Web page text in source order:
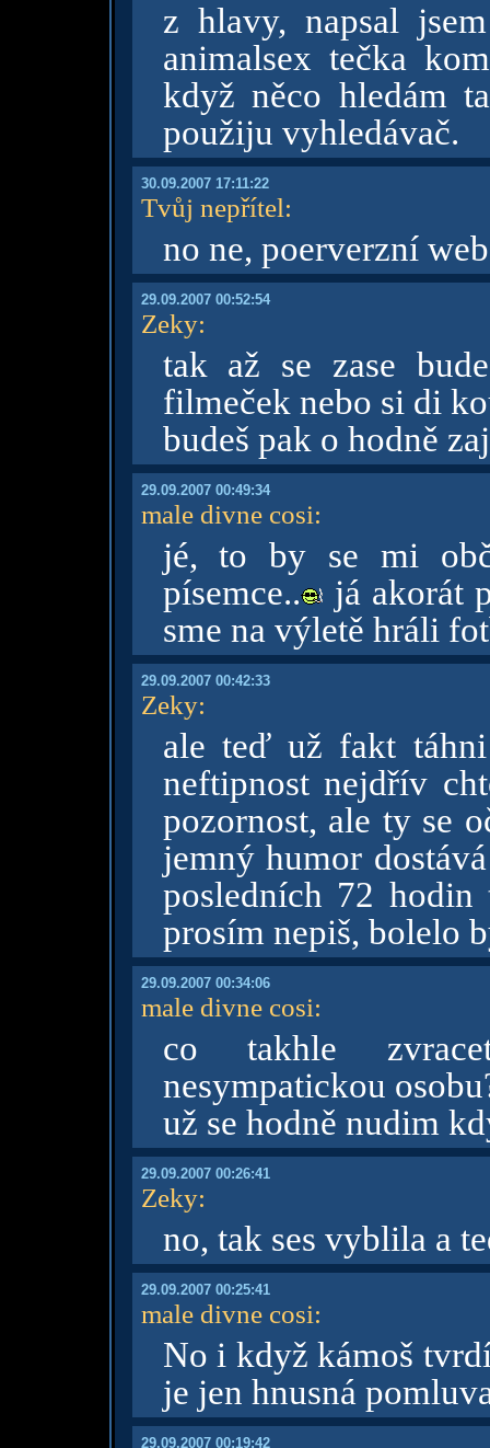
z hlavy, napsal
animalsex tečka
když něco hledám
použiju vyhledávač.
30.09.2007 17:11:22
Tvůj nepřítel:
no ne, poerverzní
29.09.2007 00:52:54
Zeky:
tak až se zase
filmeček nebo si di
budeš pak o hodně
29.09.2007 00:49:34
male divne cosi:
jé, to by se mi
písemce..
já akorát
sme na výletě hráli
29.09.2007 00:42:33
Zeky:
ale teď už fakt
neftipnost nejdřív
pozornost, ale ty se
jemný humor
posledních 72
prosím nepiš, bolelo
29.09.2007 00:34:06
male divne cosi:
co takhle
nesympatickou
už se hodně nudim
29.09.2007 00:26:41
Zeky:
no, tak ses vyblila a
29.09.2007 00:25:41
male divne cosi:
No i když kámoš
je jen hnusná
29.09.2007 00:19:42